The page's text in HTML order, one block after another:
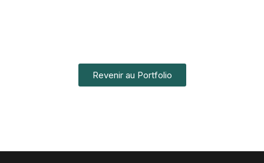
Revenir au Portfolio